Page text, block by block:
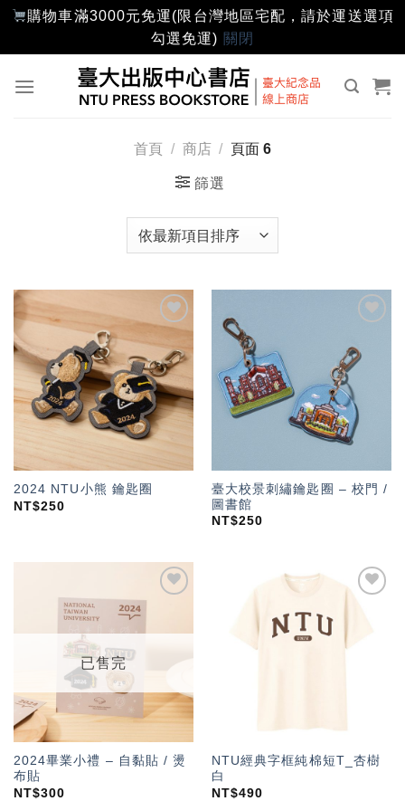
購物車滿3000元免運(限台灣地區宅配，請於運送選項
勾選免運) 關閉
首頁 / 商店 / 頁面 6
篩選
「願
望輕
單」
2024 NTU小熊 鑰匙圈
NT$250
望輕
臺大校景刺繡鑰匙圈 – 校門 /
圖書館
NT$250
望輕
已售完
2024畢業小禮 – 自黏貼 / 燙
布貼
NT$300
NTU經典字框純棉短T_杏樹
白
NT$490